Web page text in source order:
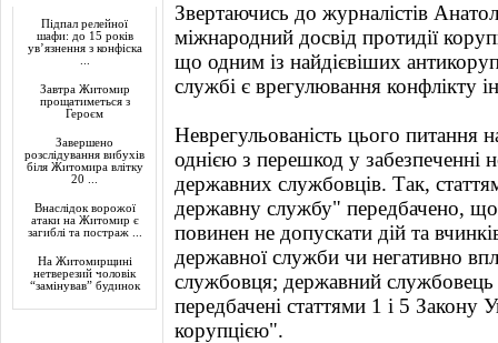
Підпал релейної
шафи: до 15 років
ув’язнення з конфіска
Завтра Житомир
прощатиметься з
Героєм
Завершено
розслідування вибухів
біля Житомира влітку
20 ...
Внаслідок ворожої
атаки на Житомир є
загиблі та постраж ...
На Житомирщині
нетверезий чоловік
“замінував” будинок
Звертаючись до журналістів
міжнародний досвід протидії
що одним із найдієвіших
службі є врегулювання конфлікту
Неврегульованість цього питання
однією з перешкод у забезпеченні
державних службовців. Так,
державну службу" передбачено,
повинен не допускати дій та
державної служби чи негативно
службовця; державний службовець
передбачені статтями 1 і 5 Закону
корупцією".